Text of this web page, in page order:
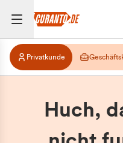
Privatkunde
Huch,